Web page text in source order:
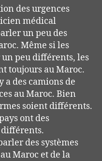
des urgences
médical
un peu des
Même si les
peu différents, les
toujours au Maroc.
a des camions de
au Maroc. Bien
soient différents.
ont des
des systèmes
Maroc et de la